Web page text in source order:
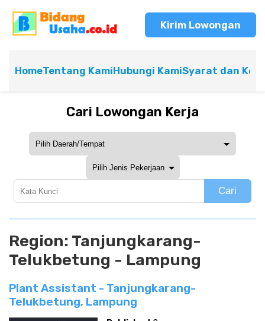
Kirim Lowongan
HomeTentang KamiHubungi KamiSyarat dan
Cari Lowongan Kerja
Cari
Region: Tanjungkarang-
Telukbetung - Lampung
Plant Assistant - Tanjungkarang-
Telukbetung, Lampung